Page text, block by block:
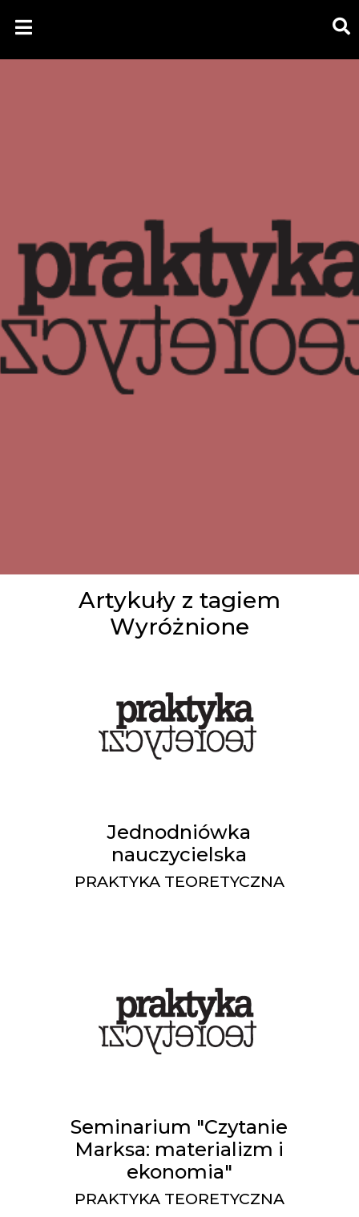
Artykuły z tagiem
Wyróżnione
Jednodniówka
nauczycielska
PRAKTYKA TEORETYCZNA
Seminarium "Czytanie
Marksa: materializm i
ekonomia"
PRAKTYKA TEORETYCZNA